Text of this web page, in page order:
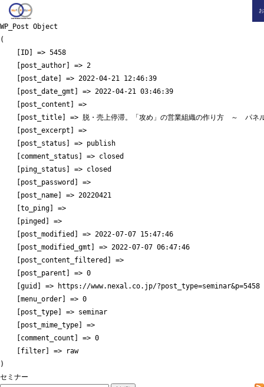
WP_Post Object
(
    [ID] => 5458
    [post_author] => 2
    [post_date] => 2022-04-21 12:46:39
    [post_date_gmt] => 2022-04-21 03:46:39
    [post_content] =>
[post_title] => 脱・売上停滞。「攻め」の営業組織の作り方　～　パネ
    [post_excerpt] =>
    [post_status] => publish
    [comment_status] => closed
    [ping_status] => closed
    [post_password] =>
    [post_name] => 20220421
    [to_ping] =>
    [pinged] =>
    [post_modified] => 2022-07-07 15:47:46
    [post_modified_gmt] => 2022-07-07 06:47:46
    [post_content_filtered] =>
    [post_parent] => 0
    [guid] => https://www.nexal.co.jp/?post_type=seminar&p=5458
    [menu_order] => 0
    [post_type] => seminar
    [post_mime_type] =>
    [comment_count] => 0
    [filter] => raw
セミナー